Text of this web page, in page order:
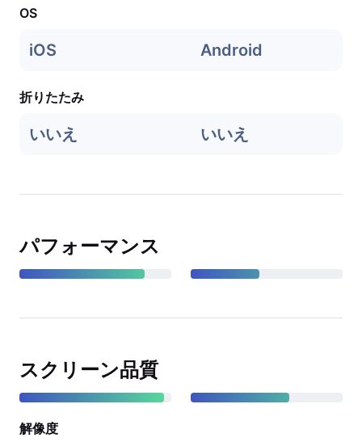
OS
iOS Android
折りたたみ
いいえ いいえ
パフォーマンス
スクリーン品質
解像度